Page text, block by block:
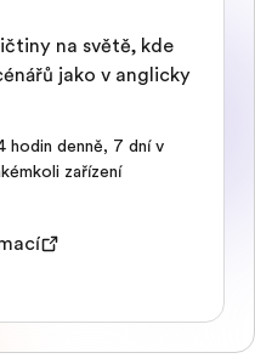
na světě, kde
jako v anglicky
hodin denně, 7 dní v
zařízení